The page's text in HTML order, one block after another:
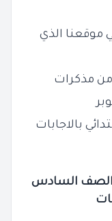
موقعنا الذي
مذكرات
بالاجابات
الصف السادس